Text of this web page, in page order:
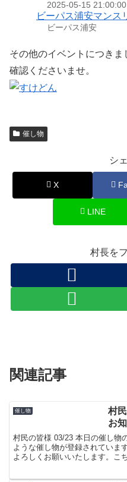
2025-05-15 21:00:00
ビーパス浦安マンス
ビーパス浦安
その他のイベントにつき
確認くださいませ。
催し物
シ
X
LINE
村長を
関連記事
催し物
村
お
村民の皆様 03/23 本日の催し物
ような催し物が登録されていま
よろしくお願いいたします。こ